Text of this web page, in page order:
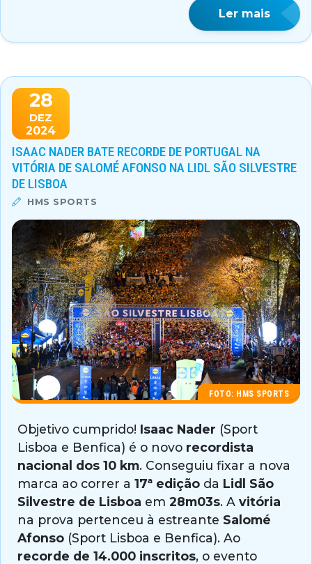
Ler mais
28
DEZ
2024
ISAAC NADER BATE RECORDE DE PORTUGAL NA
VITÓRIA DE SALOMÉ AFONSO NA LIDL SÃO SILVESTRE
DE LISBOA
HMS SPORTS
FOTO: HMS SPORTS
Objetivo cumprido! Isaac Nader (Sport
Lisboa e Benfica) é o novo recordista
nacional dos 10 km. Conseguiu fixar a nova
marca ao correr a 17ª edição da Lidl São
Silvestre de Lisboa em 28m03s. A vitória
na prova pertenceu à estreante Salomé
Afonso (Sport Lisboa e Benfica). Ao
recorde de 14.000 inscritos, o evento